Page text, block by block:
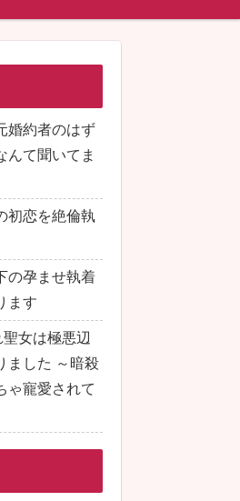
婚約者のはず
んて聞いてま
初恋を絶倫執
の孕ませ執着
ます
女は極悪辺
ました ～暗殺
ゃ寵愛されて